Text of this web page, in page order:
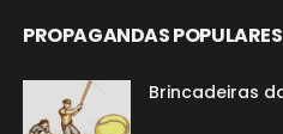
PROPAGANDAS POPULARES
Brincadeiras